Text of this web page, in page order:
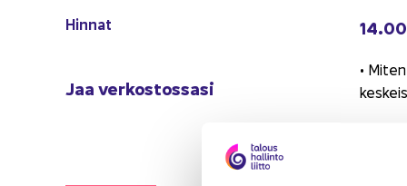
Hin­nat
Jaa ver­kos­tos­sa­si
•